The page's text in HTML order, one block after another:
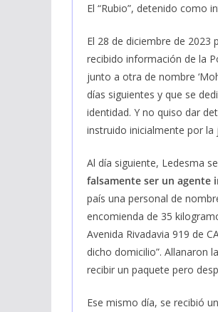
El “Rubio”, detenido como
El 28 de diciembre de 2023
recibido información de la
junto a otra de nombre
días siguientes y que se
identidad. Y no quiso dar
instruido inicialmente por la
Al día siguiente, Ledesma
falsamente ser un agente
país una personal de
encomienda de 35
Avenida Rivadavia 919 de
dicho domicilio”. Allanaron
recibir un paquete pero
Ese mismo día, se recibió